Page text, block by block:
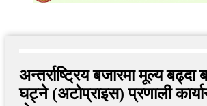
अन्तर्राष्ट्रिय बजारमा मूल्य
घट्ने (अटोप्राइस) प्रणाली